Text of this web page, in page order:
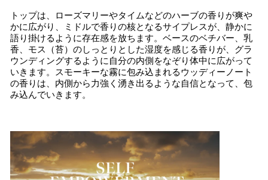
トップは、ローズマリーやタイムなどのハーブの香りが爽や
かに広がり、ミドルで香りの核となるサイプレスが、静かに
語り掛けるように存在感を放ちます。ベースのベチバー、乳
香、モス（苔）のしっとりとした湿度を感じる香りが、グラ
ウンディングするように自分の内側をなぞり体中に広がって
いきます。スモーキーな霧に包み込まれるウッディーノート
の香りは、内側から力強く湧き出るような自信となって、包
み込んでいきます。